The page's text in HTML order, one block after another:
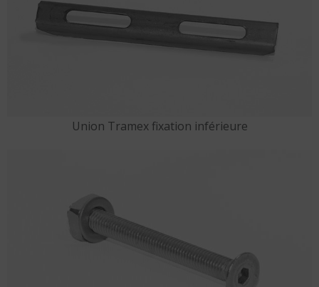
Union Tramex fixation inférieure